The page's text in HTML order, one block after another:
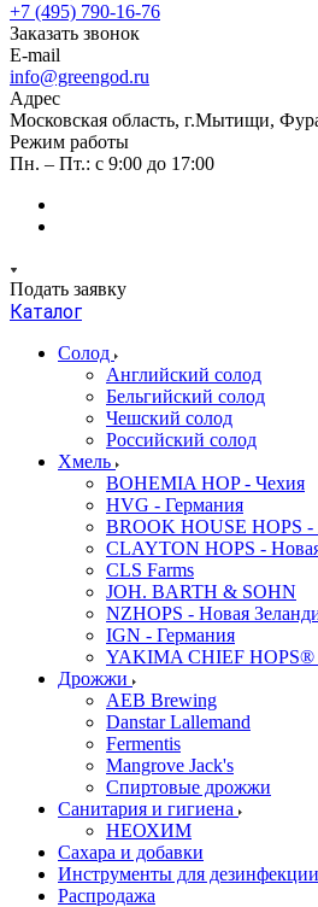
+7 (495) 790-16-76
Заказать звонок
E-mail
info@greengod.ru
Адрес
Московская область, г.Мытищи,
Режим работы
Пн. – Пт.: с 9:00 до 17:00
Подать заявку
Каталог
Солод
Английский солод
Бельгийский солод
Чешский солод
Российский солод
Хмель
BOHEMIA HOP - Чехия
HVG - Германия
BROOK HOUSE HOPS -
CLAYTON HOPS -
CLS Farms
JOH. BARTH & SOHN
NZHOPS - Новая
IGN - Германия
YAKIMA CHIEF
Дрожжи
AEB Brewing
Danstar Lallemand
Fermentis
Mangrove Jack's
Спиртовые дрожжи
Санитария и гигиена
НЕОХИМ
Сахара и добавки
Инструменты для дезинфекции
Распродажа